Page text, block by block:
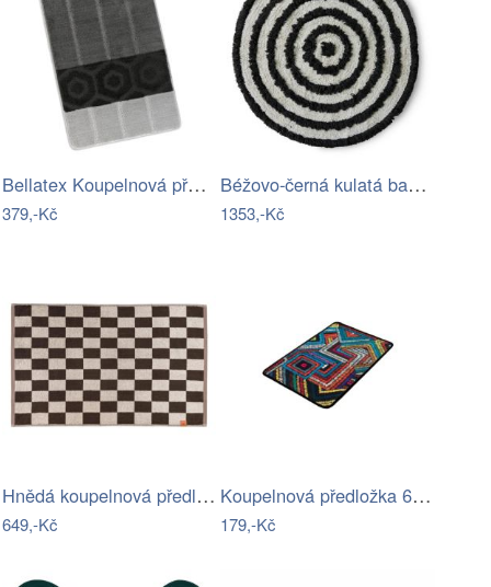
Bellatex Koupelnová předložka Bany…
379,-Kč
Béžovo-černá kulatá bavlněná koupelnová…
1353,-Kč
Hnědá koupelnová předložka z bio bavlny…
649,-Kč
Koupelnová předložka 60x40 cm Maglie -…
179,-Kč